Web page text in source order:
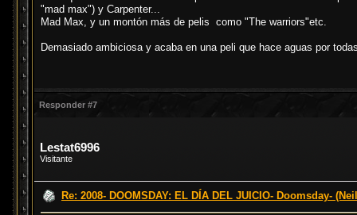
"mad max") y Carpenter...
Mad Max, y un montón más de pelis como "The warriors"etc.
Demasiado ambiciosa y acaba en una peli que hace aguas por
Responder #7
Lestat6996
Visitante
Re: 2008- DOOMSDAY: EL DÍA DEL JUICIO- Doomsday-